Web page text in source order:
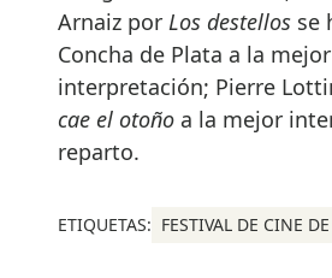
Arnaiz por Los destellos se
Concha de Plata a la mejor
interpretación; Pierre
cae el otoño a la mejor
reparto.
ETIQUETAS: FESTIVAL DE CINE